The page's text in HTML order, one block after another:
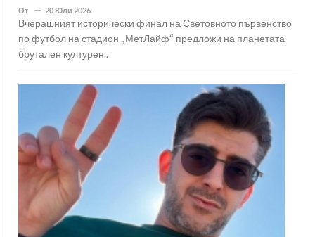
От 20 Юли 2026
Вчерашният исторически финал на Световното първенство
по футбол на стадион „МетЛайф“ предложи на планетата
брутален културен..